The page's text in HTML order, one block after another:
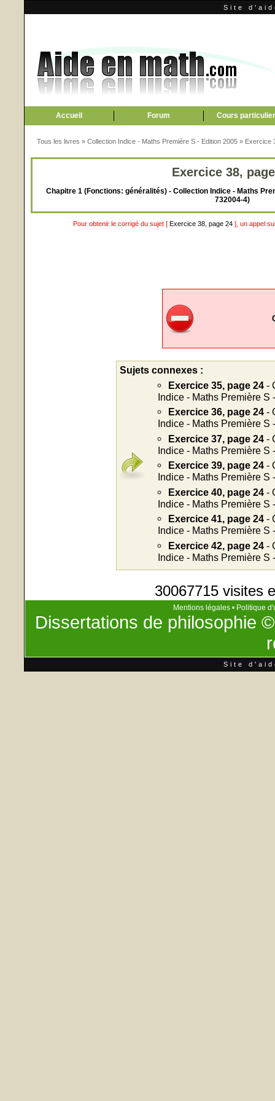
Site
Accueil Forum Cours
Tous les livres » Collection Indice - Maths Première S - Edition 2005 » Exercice
Exercice 38,
Chapitre 1 (Fonctions: généralités) - Collection Indice - Maths
732004-4)
Pour obtenir le corrigé du sujet [ Exercice 38, page 24 ], un appel
Sujets connexes :
Exercice 35, page 24 -
Indice - Maths Première
Exercice 36, page 24 -
Indice - Maths Première
Exercice 37, page 24 -
Indice - Maths Première
Exercice 39, page 24 -
Indice - Maths Première
Exercice 40, page 24 -
Indice - Maths Première
Exercice 41, page 24 -
Indice - Maths Première
Exercice 42, page 24 -
Indice - Maths Première
30067715 visites
Mentions légales • Politique
Dissertations de philosophie
Site